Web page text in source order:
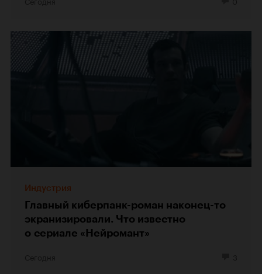
Индустрия
Главный киберпанк-роман наконец-то
экранизировали. Что известно
о сериале «Нейромант»